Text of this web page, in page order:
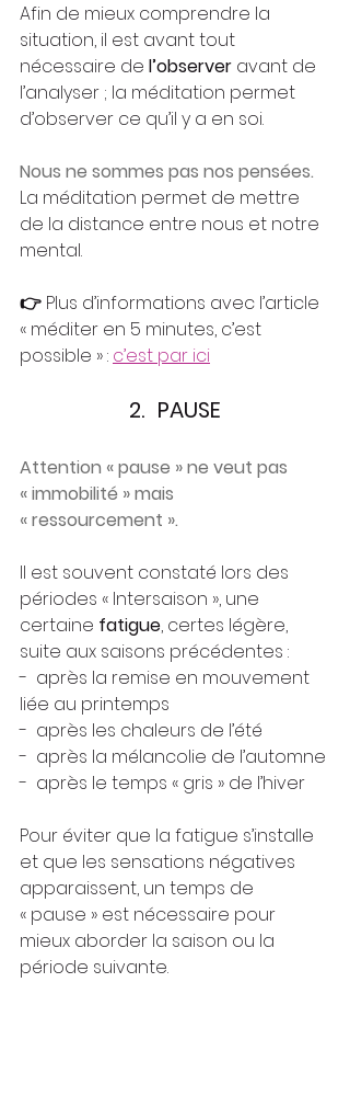
Afin de mieux comprendre la
situation, il est avant tout
nécessaire de l’observer avant de
l’analyser ; la méditation permet
d’observer ce qu’il y a en soi.
Nous ne sommes pas nos pensées.
La méditation permet de mettre
de la distance entre nous et notre
mental.
👉 Plus d’informations avec l’article
« méditer en 5 minutes, c’est
possible » : c’est par ici
2. PAUSE
Attention « pause » ne veut pas
« immobilité » mais
« ressourcement ».
Il est souvent constaté lors des
périodes « Intersaison », une
certaine fatigue, certes légère,
suite aux saisons précédentes :
-  après la remise en mouvement
liée au printemps
-  après les chaleurs de l’été
-  après la mélancolie de l’automne
-  après le temps « gris » de l’hiver
Pour éviter que la fatigue s’installe
et que les sensations négatives
apparaissent, un temps de
« pause » est nécessaire pour
mieux aborder la saison ou la
période suivante.